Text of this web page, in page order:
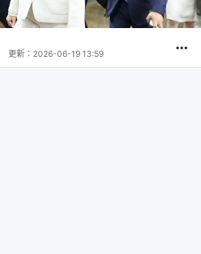
更新： 2026-06-19 13:59